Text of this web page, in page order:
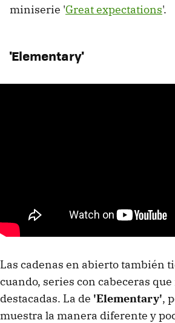
miniserie 'Great expectations'.
'Elementary'
Las cadenas en abierto también
cuando, series con cabeceras
destacadas. La de 'Elementary',
muestra la manera diferente y